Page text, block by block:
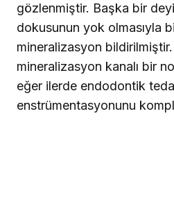
gözlenmiştir. Başka bir
dokusunun yok olmasıyla
mineralizasyon
mineralizasyon kanalı bir
eğer ilerde endodontik
enstrümentasyonunu